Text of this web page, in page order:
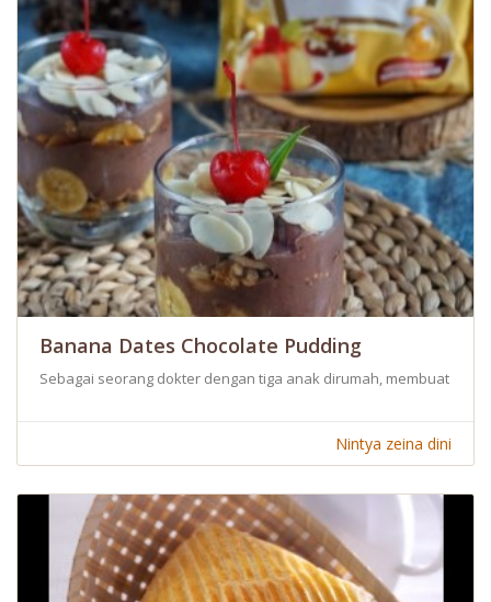
Banana Dates Chocolate Pudding
Sebagai seorang dokter dengan tiga anak dirumah, membuat
Nintya zeina dini